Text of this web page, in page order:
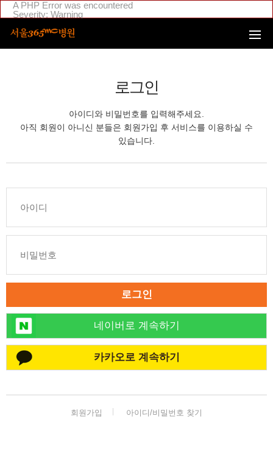
A PHP Error was encountered
Severity: Warning
Filename: _inc/header_body.php
Backtrace:
Function: include
File:
/home/login/public_html/application/views/mobile/seoul/_inc/
Function: include
Function: view
/home/login/public_html/application/controllers/member/
Line: 633
Function: view_print
File: /home/login/public_html/index.php
Function: require_once
본문 바로가기
로그인
아이디와 비밀번호를 입력해주세요.
아직 회원이 아니신 분들은 회원가입 후 서비스를 이용하실 수
있습니다.
로그인
네이버로 계속하기
카카오로 계속하기
회원가입 아이디/비밀번호 찾기